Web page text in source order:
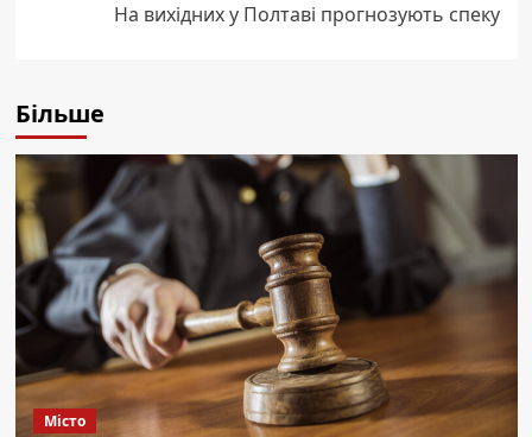
На вихідних у Полтаві прогнозують спеку
Більше
Місто